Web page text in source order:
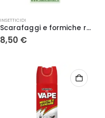
INSETTICIDI
Scarafaggi e formiche rapido in polvere 250g – Baygon
8,50 €